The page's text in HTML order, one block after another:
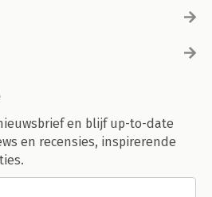
en blijf up-to-date
en recensies, inspirerende